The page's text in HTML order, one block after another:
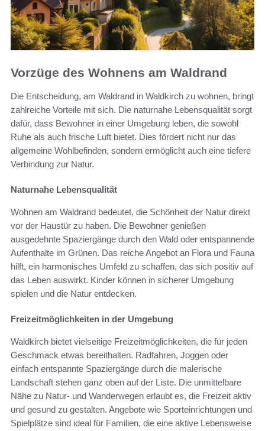
Vorzüge des Wohnens am Waldrand
Die Entscheidung, am Waldrand in Waldkirch zu wohnen, bringt
zahlreiche Vorteile mit sich. Die naturnahe Lebensqualität sorgt
dafür, dass Bewohner in einer Umgebung leben, die sowohl
Ruhe als auch frische Luft bietet. Dies fördert nicht nur das
allgemeine Wohlbefinden, sondern ermöglicht auch eine tiefere
Verbindung zur Natur.
Naturnahe Lebensqualität
Wohnen am Waldrand bedeutet, die Schönheit der Natur direkt
vor der Haustür zu haben. Die Bewohner genießen
ausgedehnte Spaziergänge durch den Wald oder entspannende
Aufenthalte im Grünen. Das reiche Angebot an Flora und Fauna
hilft, ein harmonisches Umfeld zu schaffen, das sich positiv auf
das Leben auswirkt. Kinder können in sicherer Umgebung
spielen und die Natur entdecken.
Freizeitmöglichkeiten in der Umgebung
Waldkirch bietet vielseitige Freizeitmöglichkeiten, die für jeden
Geschmack etwas bereithalten. Radfahren, Joggen oder
einfach entspannte Spaziergänge durch die malerische
Landschaft stehen ganz oben auf der Liste. Die unmittelbare
Nähe zu Natur- und Wanderwegen erlaubt es, die Freizeit aktiv
und gesund zu gestalten. Angebote wie Sporteinrichtungen und
Spielplätze sind ideal für Familien, die eine aktive Lebensweise